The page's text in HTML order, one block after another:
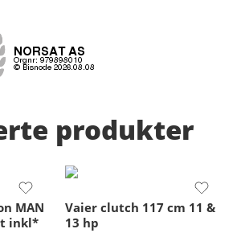
produkter
MAN
inkl*
Vaier clutch 117 cm 11 &
13 hp